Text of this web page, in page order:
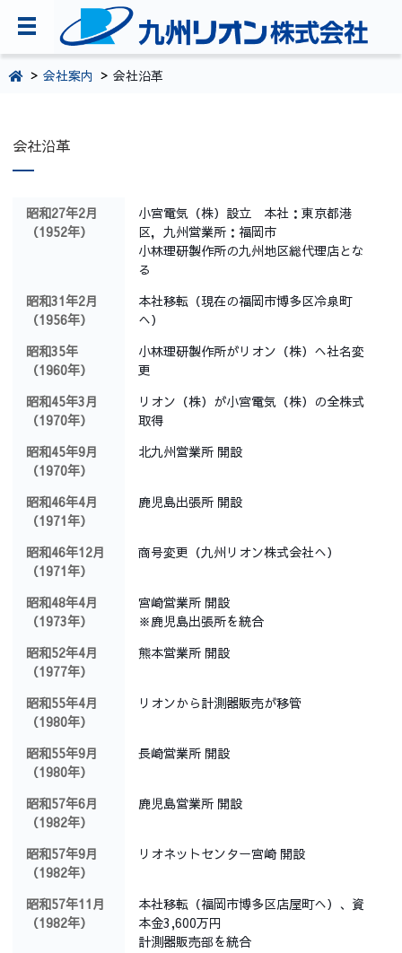
TOPページ
環境・CSR活動
採用情報
092-281-5361
会社案内 会社沿革
会社沿革
昭和27年2月
（1952年）
小宮電気（株）設立 本社：東京都港
区，九州営業所：福岡市
小林理研製作所の九州地区総代理店とな
る
昭和31年2月
（1956年）
本社移転（現在の福岡市博多区冷泉町
へ）
昭和35年
（1960年）
小林理研製作所がリオン（株）へ社名変
更
昭和45年3月
（1970年）
リオン（株）が小宮電気（株）の全株式
取得
昭和45年9月
（1970年）
北九州営業所 開設
昭和46年4月
（1971年）
鹿児島出張所 開設
昭和46年12月
（1971年）
商号変更（九州リオン株式会社へ）
昭和48年4月
（1973年）
宮崎営業所 開設
※鹿児島出張所を統合
昭和52年4月
（1977年）
熊本営業所 開設
昭和55年4月
（1980年）
リオンから計測器販売が移管
昭和55年9月
（1980年）
長崎営業所 開設
昭和57年6月
（1982年）
鹿児島営業所 開設
昭和57年9月
（1982年）
リオネットセンター宮崎 開設
昭和57年11月
（1982年）
本社移転（福岡市博多区店屋町へ）、資
本金3,600万円
計測器販売部を統合